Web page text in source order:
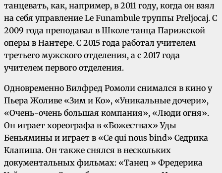
танцевать, как, например, в 2011 году, когда он взял
на себя управление Le Funambule труппы Preljocaj. С
2009 года преподавал в Школе танца Парижской
оперы в Нантере. С 2015 года работал учителем
третьего мужского отделения, а с 2017 года
учителем первого отделения.
Одновременно Вилфред Ромоли снимался в кино у
Пьера Жоливе «Зим и Ко», «Уникальные дочери»,
«Очень-очень большая компания», «Люди огня».
Он играет хореографа в «Божествах» Уды
Беньямины и играет в «Ce qui nous bind» Седрика
Клапиша. Он также снялся в нескольких
документальных фильмах: «Танец » Фредерика